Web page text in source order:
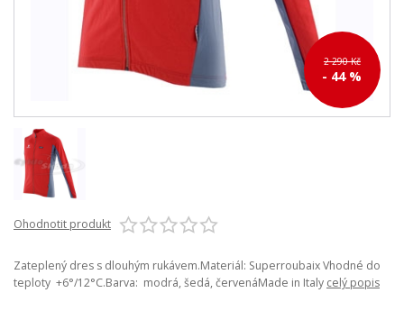
2 290 Kč
- 44 %
Ohodnotit produkt
Zateplený dres s dlouhým rukávem.Materiál: Superroubaix Vhodné do
teploty +6°/12°C.Barva: modrá, šedá, červenáMade in Italy celý popis